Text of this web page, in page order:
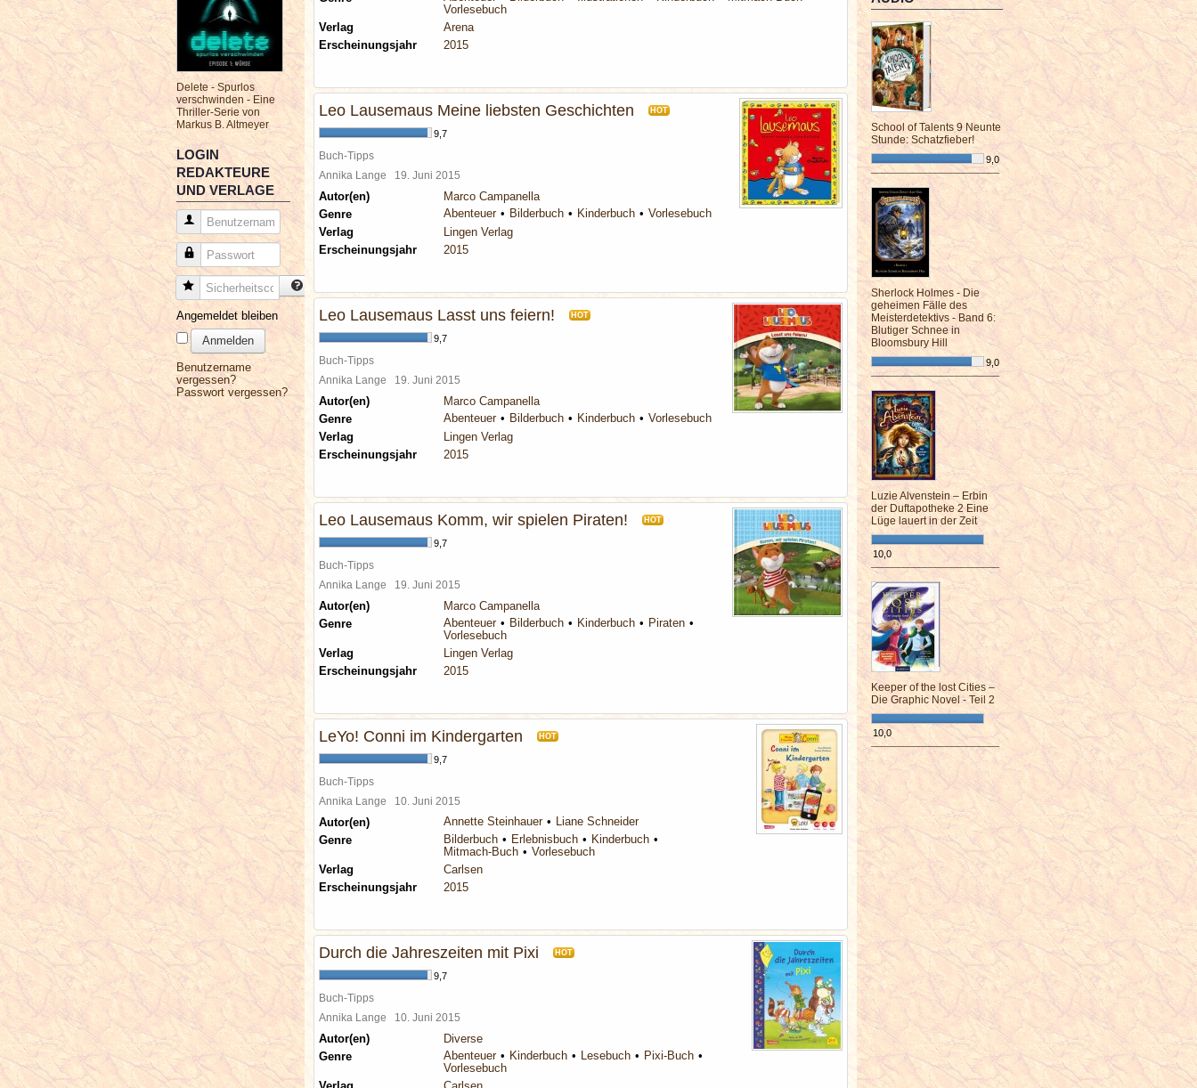
Delete - Spurlos
verschwinden - Eine
Thriller-Serie von
Markus B. Altmeyer
LOGIN
REDAKTEURE
UND VERLAGE
Benutzername
Passwort
Sicherheitscode
Angemeldet bleiben
Anmelden
Benutzername
vergessen?
Passwort vergessen?
Vorlesebuch
Verlag
Arena
Erscheinungsjahr
2015
Leo Lausemaus Meine liebsten Geschichten HOT
9,7
Buch-Tipps
Annika Lange 19. Juni 2015
Autor(en)
Marco Campanella
Genre
Abenteuer Bilderbuch Kinderbuch
Vorlesebuch
Verlag
Lingen Verlag
Erscheinungsjahr
2015
Leo Lausemaus Lasst uns feiern! HOT
9,7
Buch-Tipps
Annika Lange 19. Juni 2015
Autor(en)
Marco Campanella
Genre
Abenteuer Bilderbuch Kinderbuch
Vorlesebuch
Verlag
Lingen Verlag
Erscheinungsjahr
2015
Leo Lausemaus Komm, wir spielen Piraten! HOT
9,7
Buch-Tipps
Annika Lange 19. Juni 2015
Autor(en)
Marco Campanella
Genre
Abenteuer Bilderbuch Kinderbuch
Piraten
Vorlesebuch
Verlag
Lingen Verlag
Erscheinungsjahr
2015
LeYo! Conni im Kindergarten HOT
9,7
Buch-Tipps
Annika Lange 10. Juni 2015
Autor(en) Annette Steinhauer
Liane Schneider
Genre
Bilderbuch Erlebnisbuch
Kinderbuch
Mitmach-Buch
Vorlesebuch
Verlag
Carlsen
Erscheinungsjahr
2015
Durch die Jahreszeiten mit Pixi HOT
9,7
Buch-Tipps
Annika Lange 10. Juni 2015
Autor(en)
Diverse
Genre
Abenteuer Kinderbuch Lesebuch
Pixi-Buch
Vorlesebuch
School of Talents 9 Neunte
Stunde: Schatzfieber!
9,0
¯¯¯¯¯¯¯¯¯¯¯¯¯¯¯¯¯¯¯¯¯¯¯¯
Sherlock Holmes - Die
geheimen Fälle des
Meisterdetektivs - Band 6:
Blutiger Schnee in
Bloomsbury Hill
9,0
¯¯¯¯¯¯¯¯¯¯¯¯¯¯¯¯¯¯¯¯¯¯¯¯
Luzie Alvenstein – Erbin
der Duftapotheke 2 Eine
Lüge lauert in der Zeit
10,0
¯¯¯¯¯¯¯¯¯¯¯¯¯¯¯¯¯¯¯¯¯¯¯¯
Keeper of the lost Cities –
Die Graphic Novel - Teil 2
10,0
¯¯¯¯¯¯¯¯¯¯¯¯¯¯¯¯¯¯¯¯¯¯¯¯